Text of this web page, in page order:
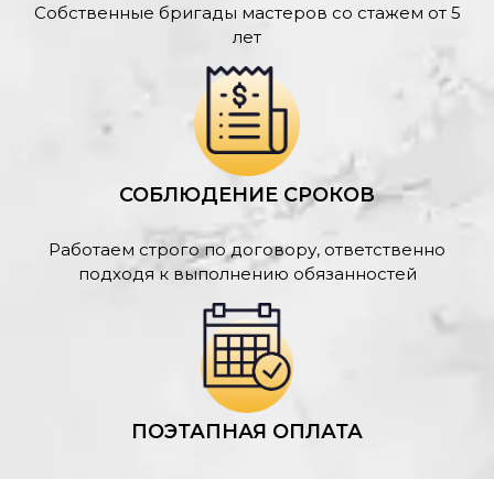
Собственные бригады мастеров со стажем от 5
лет
СОБЛЮДЕНИЕ СРОКОВ
Работаем строго по договору, ответственно
подходя к выполнению обязанностей
ПОЭТАПНАЯ ОПЛАТА